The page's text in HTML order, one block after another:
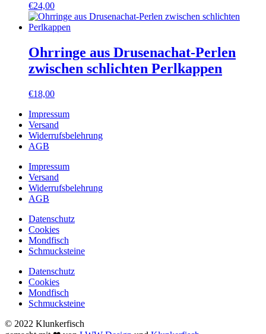
€24,00
Ohrringe aus Drusenachat-Perlen
zwischen schlichten Perlkappen
€18,00
Impressum
Versand
Widerrufsbelehrung
AGB
Impressum
Versand
Widerrufsbelehrung
AGB
Datenschutz
Cookies
Mondfisch
Schmucksteine
Datenschutz
Cookies
Mondfisch
Schmucksteine
© 2022 Klunkerfisch